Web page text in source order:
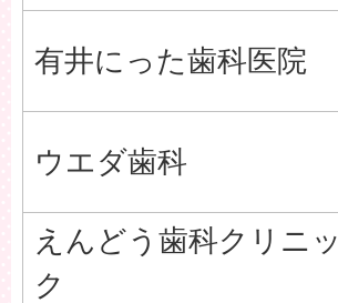
有井にった歯科医院
ウエダ歯科
えんどう歯科クリニッ
ク